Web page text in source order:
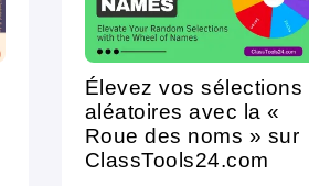
Élevez vos sélections
aléatoires avec la «
Roue des noms » sur
ClassTools24.com